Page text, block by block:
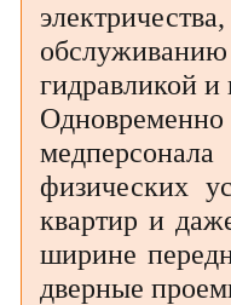
гидравликой и
Одновременно
физических
квартир и
ширине
дверные